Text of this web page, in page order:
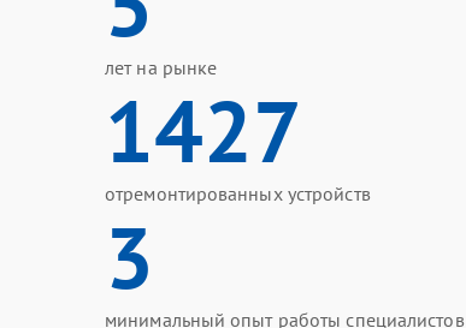
лет на рынке
1427
отремонтированных устройств
3
минимальный опыт работы специалистов